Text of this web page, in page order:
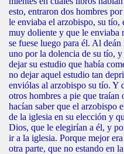
esto, entraron dos hombres
le enviaba el arzobispo, su tío,
muy doliente y que le enviaba
se fuese luego para él. Al
uno por la dolencia de su tío,
dejar su estudio que había
no dejar aquel estudio tan
enviólas al arzobispo su tío. Y
otros hombres a pie que traían
hacían saber que el arzobispo
de la iglesia en su elección y
Dios, que le elegirían a él, y
ir a la iglesia. Porque mejor
otra parte, que no estando en